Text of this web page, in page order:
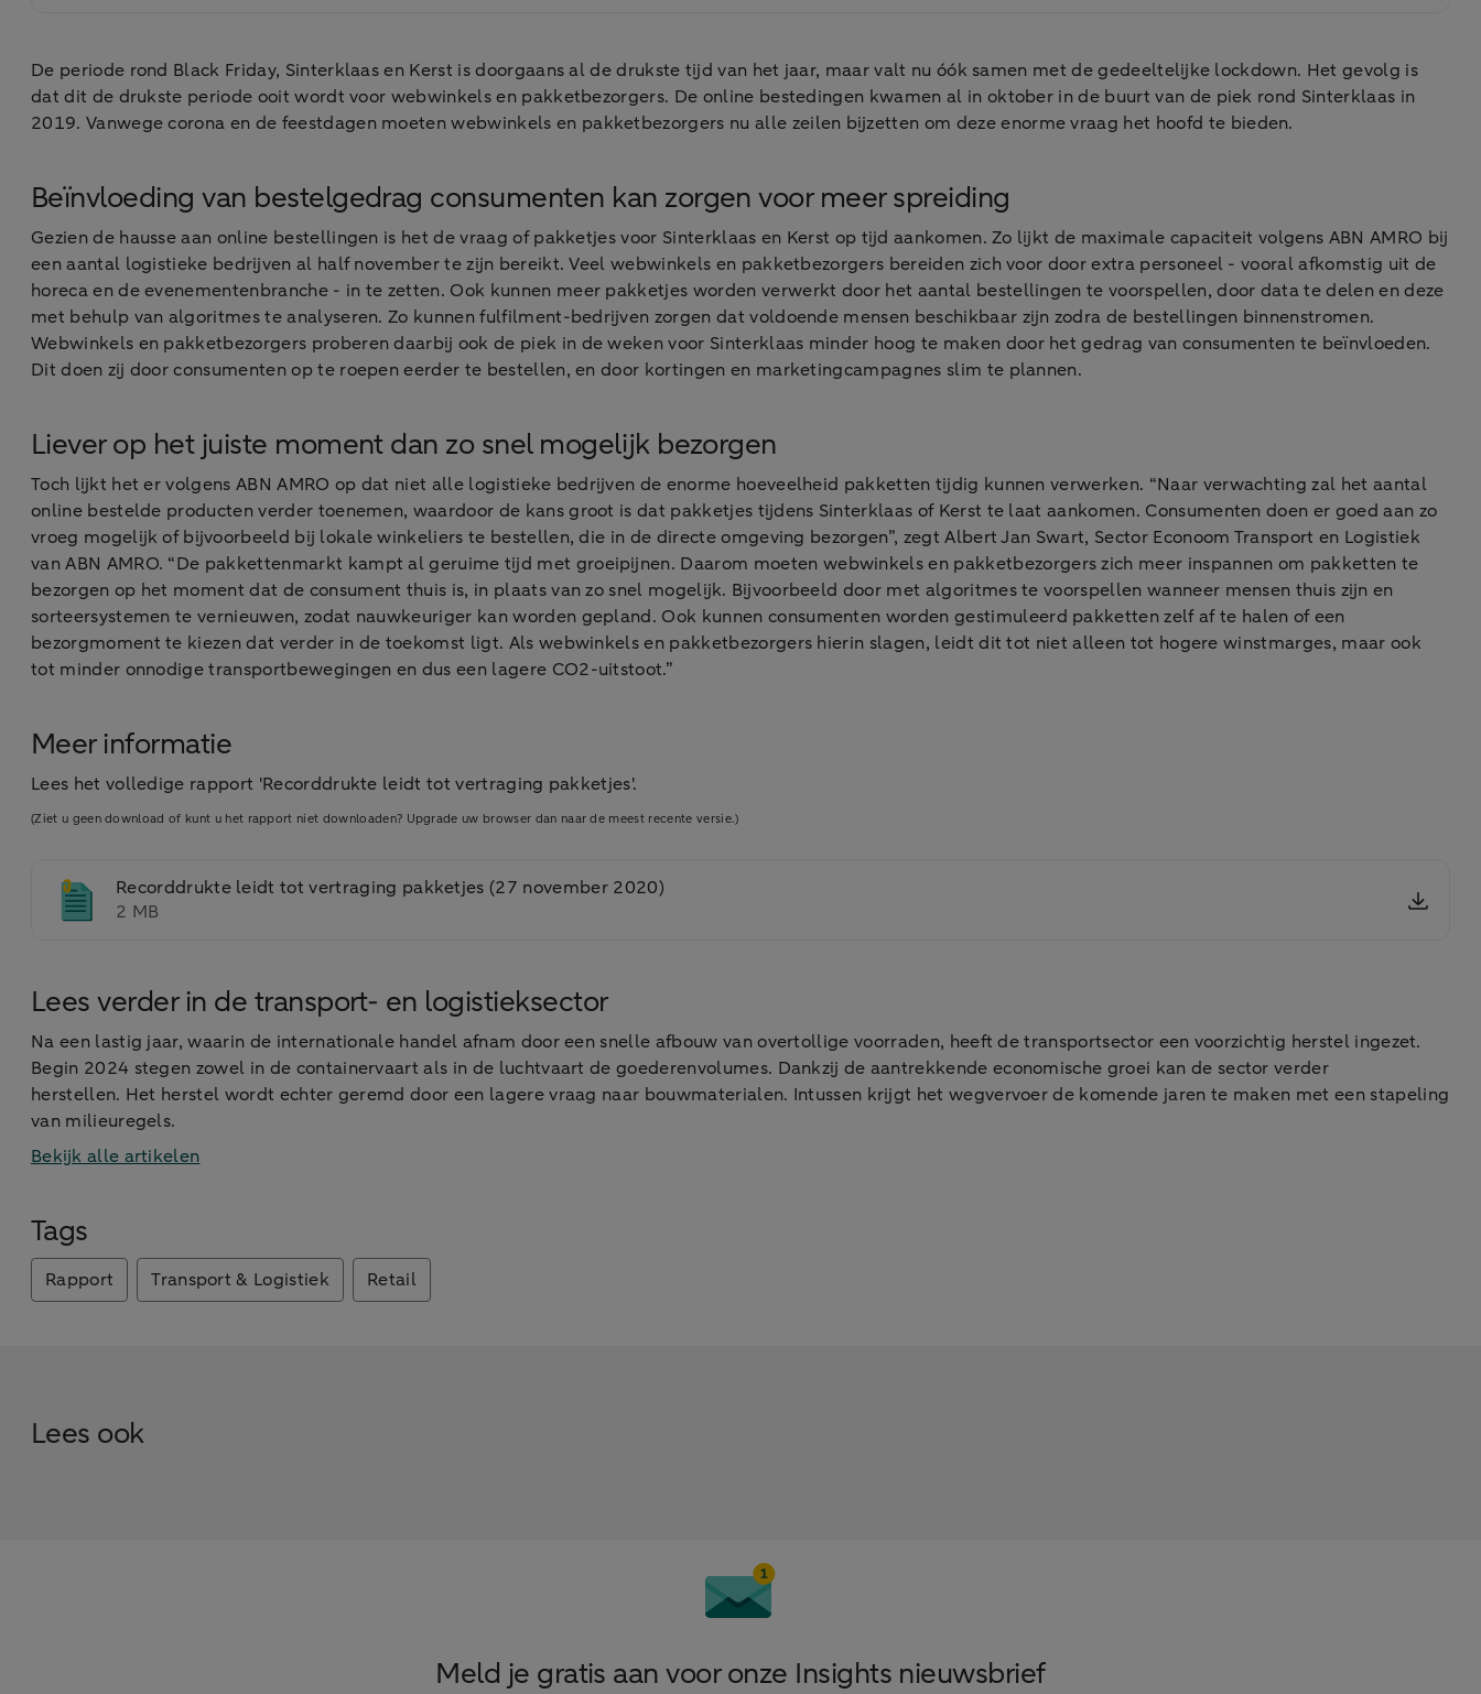
De periode rond Black Friday, Sinterklaas en Kerst is doorgaans al de drukste tijd van het jaar, maar valt nu óók samen met de gedeeltelijke lockdown. Het gevolg is
dat dit de drukste periode ooit wordt voor webwinkels en pakketbezorgers. De online bestedingen kwamen al in oktober in de buurt van de piek rond Sinterklaas in
2019. Vanwege corona en de feestdagen moeten webwinkels en pakketbezorgers nu alle zeilen bijzetten om deze enorme vraag het hoofd te bieden.
Beïnvloeding van bestelgedrag consumenten kan zorgen voor meer spreiding
Gezien de hausse aan online bestellingen is het de vraag of pakketjes voor Sinterklaas en Kerst op tijd aankomen. Zo lijkt de maximale capaciteit volgens ABN AMRO bij
een aantal logistieke bedrijven al half november te zijn bereikt. Veel webwinkels en pakketbezorgers bereiden zich voor door extra personeel - vooral afkomstig uit de
horeca en de evenementenbranche - in te zetten. Ook kunnen meer pakketjes worden verwerkt door het aantal bestellingen te voorspellen, door data te delen en deze
met behulp van algoritmes te analyseren. Zo kunnen fulfilment-bedrijven zorgen dat voldoende mensen beschikbaar zijn zodra de bestellingen binnenstromen.
Webwinkels en pakketbezorgers proberen daarbij ook de piek in de weken voor Sinterklaas minder hoog te maken door het gedrag van consumenten te beïnvloeden.
Dit doen zij door consumenten op te roepen eerder te bestellen, en door kortingen en marketingcampagnes slim te plannen.
Liever op het juiste moment dan zo snel mogelijk bezorgen
Toch lijkt het er volgens ABN AMRO op dat niet alle logistieke bedrijven de enorme hoeveelheid pakketten tijdig kunnen verwerken. “Naar verwachting zal het aantal
online bestelde producten verder toenemen, waardoor de kans groot is dat pakketjes tijdens Sinterklaas of Kerst te laat aankomen. Consumenten doen er goed aan zo
vroeg mogelijk of bijvoorbeeld bij lokale winkeliers te bestellen, die in de directe omgeving bezorgen”, zegt Albert Jan Swart, Sector Econoom Transport en Logistiek
van ABN AMRO. “De pakkettenmarkt kampt al geruime tijd met groeipijnen. Daarom moeten webwinkels en pakketbezorgers zich meer inspannen om pakketten te
bezorgen op het moment dat de consument thuis is, in plaats van zo snel mogelijk. Bijvoorbeeld door met algoritmes te voorspellen wanneer mensen thuis zijn en
sorteersystemen te vernieuwen, zodat nauwkeuriger kan worden gepland. Ook kunnen consumenten worden gestimuleerd pakketten zelf af te halen of een
bezorgmoment te kiezen dat verder in de toekomst ligt. Als webwinkels en pakketbezorgers hierin slagen, leidt dit tot niet alleen tot hogere winstmarges, maar ook
tot minder onnodige transportbewegingen en dus een lagere CO2-uitstoot.”
Meer informatie
Lees het volledige rapport 'Recorddrukte leidt tot vertraging pakketjes'.
(Ziet u geen download of kunt u het rapport niet downloaden? Upgrade uw browser dan naar de meest recente versie.)
Recorddrukte leidt tot vertraging pakketjes (27 november 2020)
2 MB
Lees verder in de transport- en logistieksector
Na een lastig jaar, waarin de internationale handel afnam door een snelle afbouw van overtollige voorraden, heeft de transportsector een voorzichtig herstel ingezet.
Begin 2024 stegen zowel in de containervaart als in de luchtvaart de goederenvolumes. Dankzij de aantrekkende economische groei kan de sector verder
herstellen. Het herstel wordt echter geremd door een lagere vraag naar bouwmaterialen. Intussen krijgt het wegvervoer de komende jaren te maken met een stapeling
van milieuregels.
Bekijk alle artikelen
Tags
Rapport Transport & Logistiek Retail
Lees ook
Meld je gratis aan voor onze Insights nieuwsbrief